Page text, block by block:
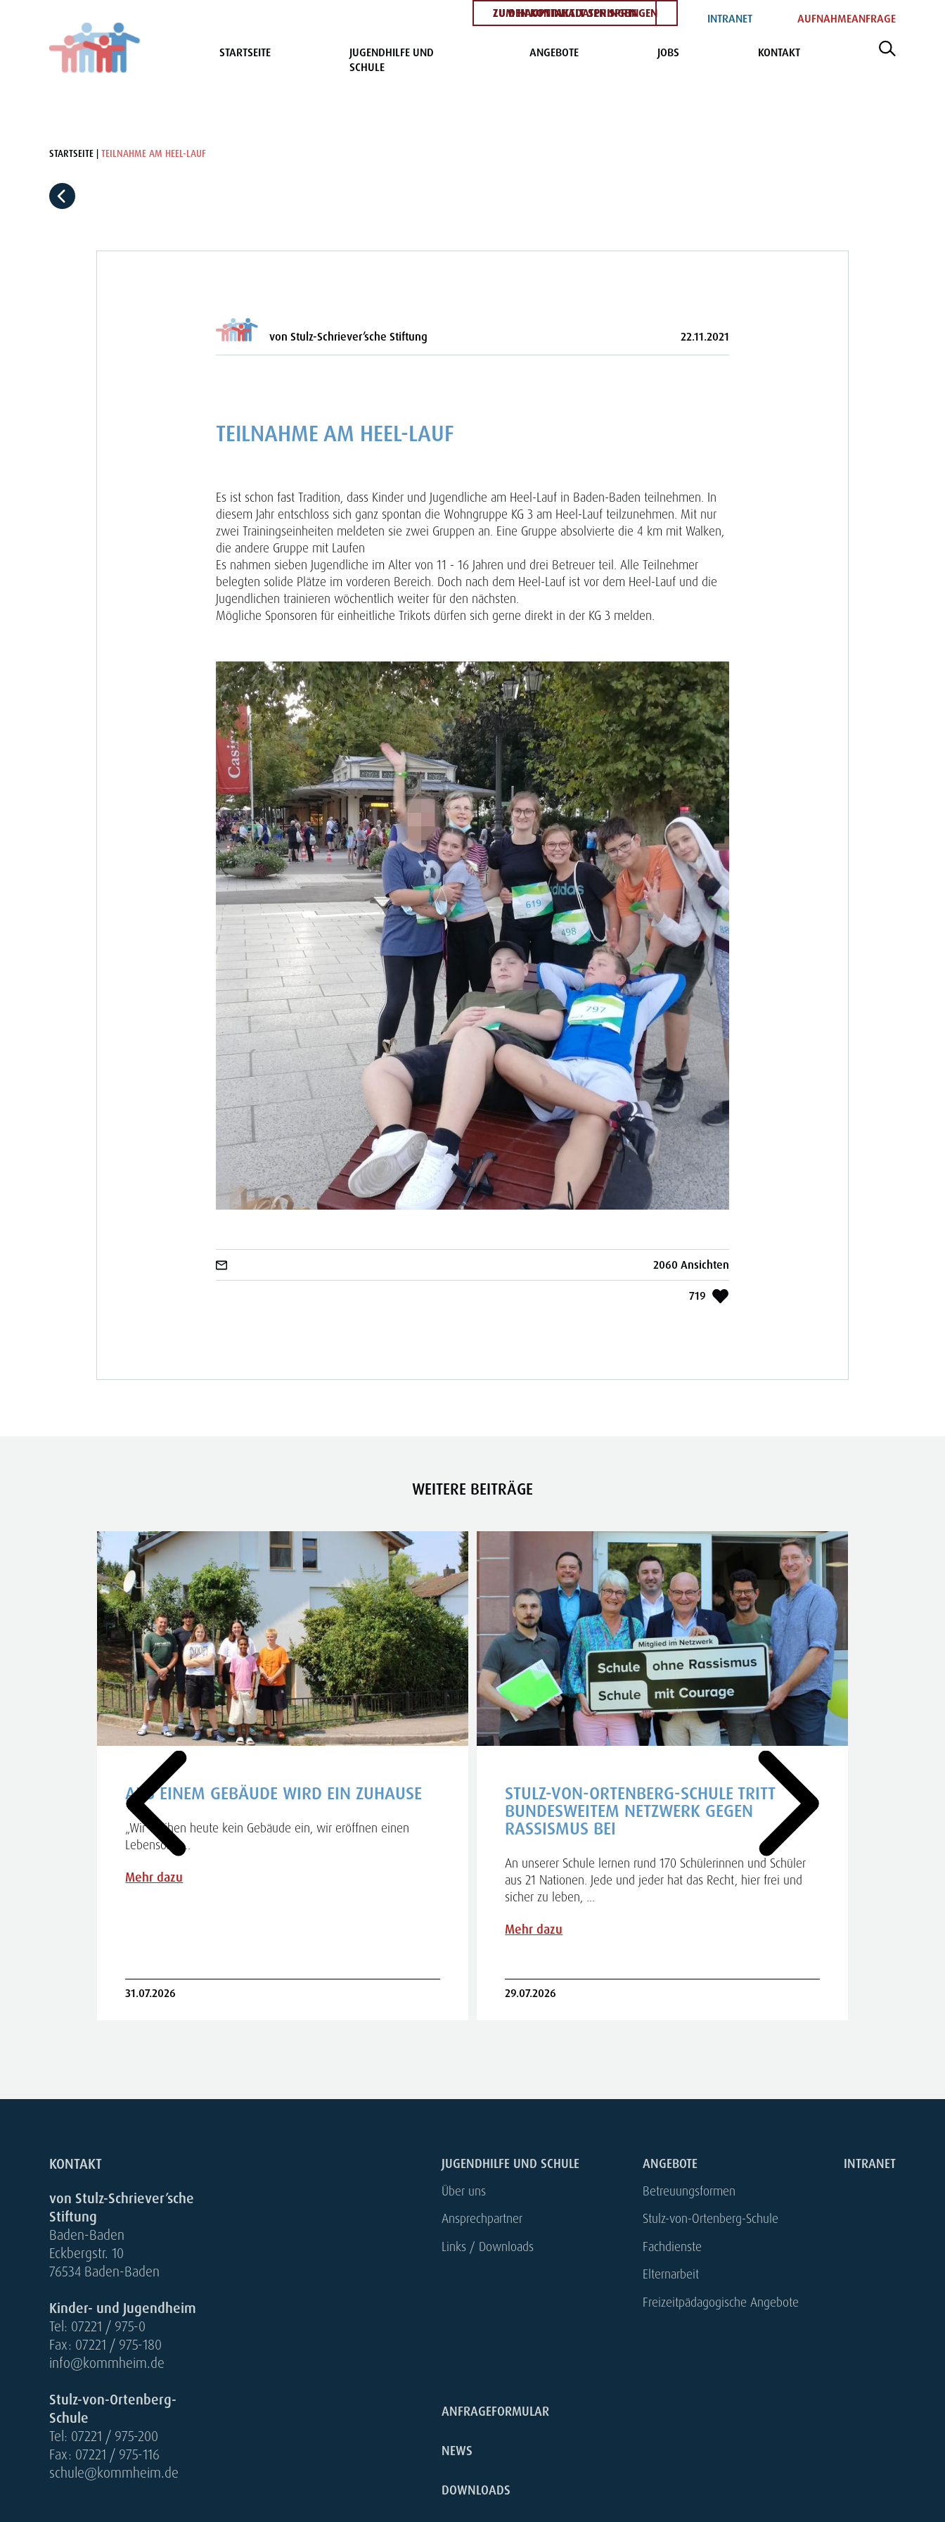
ZUM HAUPTINHALT SPRINGEN
ZU DEN KONTAKTDATEN SPRINGEN INTRANET AUFNAHMEANFRAGE
STARTSEITE
JUGENDHILFE UND
SCHULE
ANGEBOTE JOBS KONTAKT
STARTSEITE TEILNAHME AM HEEL-LAUF
von Stulz-Schriever’sche Stiftung 22.11.2021
TEILNAHME AM HEEL-LAUF
Es ist schon fast Tradition, dass Kinder und Jugendliche am Heel-Lauf in Baden-Baden teilnehmen. In
diesem Jahr entschloss sich ganz spontan die Wohngruppe KG 3 am Heel-Lauf teilzunehmen. Mit nur
zwei Trainingseinheiten meldeten sie zwei Gruppen an. Eine Gruppe absolvierte die 4 km mit Walken,
die andere Gruppe mit Laufen
Es nahmen sieben Jugendliche im Alter von 11 - 16 Jahren und drei Betreuer teil. Alle Teilnehmer
belegten solide Plätze im vorderen Bereich. Doch nach dem Heel-Lauf ist vor dem Heel-Lauf und die
Jugendlichen trainieren wöchentlich weiter für den nächsten.
Mögliche Sponsoren für einheitliche Trikots dürfen sich gerne direkt in der KG 3 melden.
2060 Ansichten
719
WEITERE BEITRÄGE
AUS EINEM GEBÄUDE WIRD EIN ZUHAUSE
„Wir weihen heute kein Gebäude ein, wir eröffnen einen
Lebensort",....
Mehr dazu
31.07.2026
STULZ-VON-ORTENBERG-SCHULE TRITT
BUNDESWEITEM NETZWERK GEGEN
RASSISMUS BEI
An unserer Schule lernen rund 170 Schülerinnen und Schüler
aus 21 Nationen. Jede und jeder hat das Recht, hier frei und
sicher zu leben, ...
Mehr dazu
29.07.2026
KONTAKT
von Stulz-Schriever’sche
Stiftung
Baden-Baden
Eckbergstr. 10
76534 Baden-Baden
Kinder- und Jugendheim
Tel: 07221 / 975-0
Fax: 07221 / 975-180
info@kommheim.de
Stulz-von-Ortenberg-
Schule
Tel: 07221 / 975-200
Fax: 07221 / 975-116
schule@kommheim.de
JUGENDHILFE UND SCHULE
Über uns
Ansprechpartner
Links / Downloads
ANFRAGEFORMULAR
NEWS
DOWNLOADS
ANGEBOTE
Betreuungsformen
Stulz-von-Ortenberg-Schule
Fachdienste
Elternarbeit
Freizeitpädagogische Angebote
INTRANET